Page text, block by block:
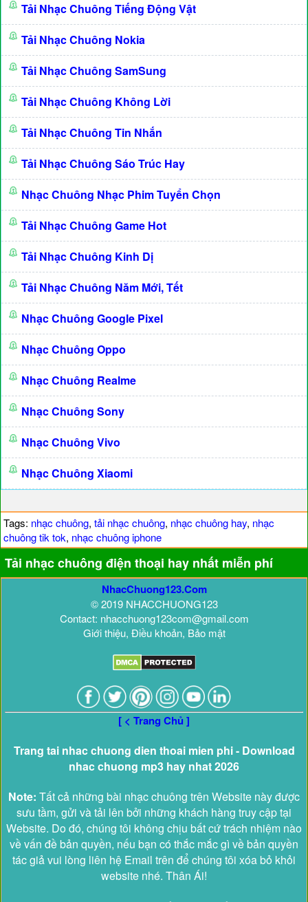
Tải Nhạc Chuông Tiếng Động Vật
Tải Nhạc Chuông Nokia
Tải Nhạc Chuông SamSung
Tải Nhạc Chuông Không Lời
Tải Nhạc Chuông Tin Nhắn
Tải Nhạc Chuông Sáo Trúc Hay
Nhạc Chuông Nhạc Phim Tuyển Chọn
Tải Nhạc Chuông Game Hot
Tải Nhạc Chuông Kinh Dị
Tải Nhạc Chuông Năm Mới, Tết
Nhạc Chuông Google Pixel
Nhạc Chuông Oppo
Nhạc Chuông Realme
Nhạc Chuông Sony
Nhạc Chuông Vivo
Nhạc Chuông Xiaomi
Tags: nhạc chuông, tải nhạc chuông, nhạc chuông hay, nhạc
chuông tik tok, nhạc chuông iphone
Tải nhạc chuông điện thoại hay nhất miễn phí
NhacChuong123.Com
© 2019 NHACCHUONG123
Contact: nhacchuong123com@gmail.com
Giới thiệu, Điều khoản, Bảo mật
[ < Trang Chủ ]
Trang tai nhac chuong dien thoai mien phi - Download
nhac chuong mp3 hay nhat 2026
Note: Tất cả những bài nhạc chuông trên Website này được
sưu tầm, gửi và tải lên bởi những khách hàng truy cập tại
Website. Do đó, chúng tôi không chịu bất cứ trách nhiệm nào
về vấn đề bản quyền, nếu bạn có thắc mắc gì về bản quyền
tác giả vui lòng liên hệ Email trên để chúng tôi xóa bỏ khỏi
website nhé. Thân Ái!